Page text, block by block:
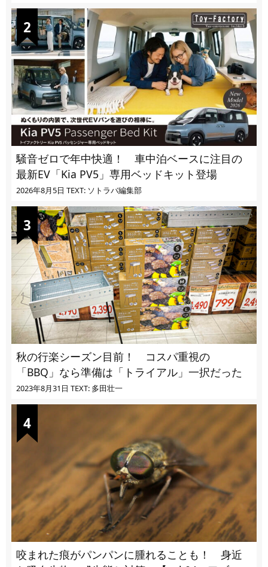
騒音ゼロで年中快適！ 車中泊ベースに注目の
最新EV「Kia PV5」専用ベッドキット登場
2026年8月5日 TEXT: ソトラバ編集部
秋の行楽シーズン目前！ コスパ重視の
「BBQ」なら準備は「トライアル」一択だった
2023年8月31日 TEXT: 多田壮一
咬まれた痕がパンパンに腫れることも！ 身近